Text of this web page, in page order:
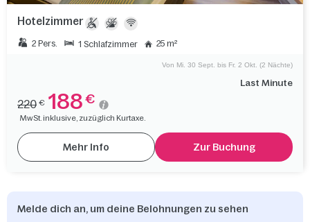
Hotelzimmer
2 Pers. 1 Schlafzimmer 25 m²
Last Minute
Von Mi. 30 Sept. bis Fr. 2 Okt. (2 Nächte)
220 € 188 €
MwSt. inklusive, zuzüglich Kurtaxe.
Mehr Info Zur Buchung
Melde dich an, um deine Belohnungen zu sehen